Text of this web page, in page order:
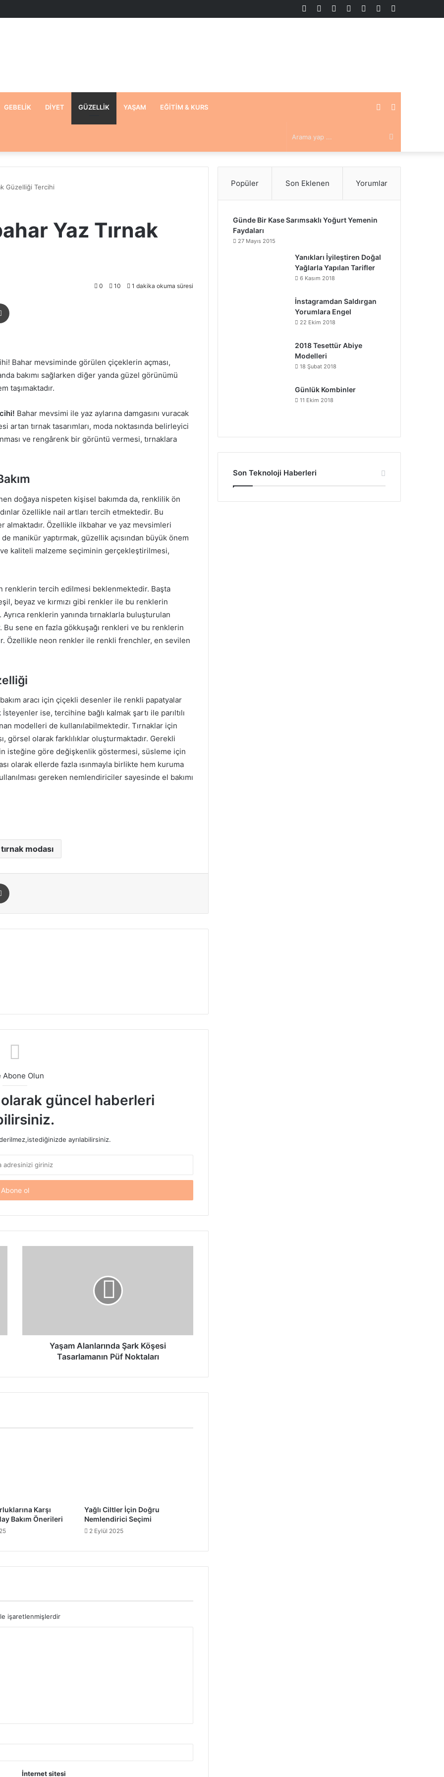
YouTube
Instagram
Kayıt
Rastgele
Kenar
GEBELIK DIYET GÜZELLIK YAŞAM EĞITIM & KURS Kenar
Bölmesi
Arama
yap
Güzelliği Tercihi
Yaz Tırnak
0 10 1 dakika okuma süresi
Bahar mevsiminde görülen çiçeklerin açması,
bakımı sağlarken diğer yanda güzel görünümü
taşımaktadır.
Bahar mevsimi ile yaz aylarına damgasını vuracak
artan tırnak tasarımları, moda noktasında belirleyici
ve rengârenk bir görüntü vermesi, tırnaklara
doğaya nispeten kişisel bakımda da, renklilik ön
özellikle nail artları tercih etmektedir. Bu
almaktadır. Özellikle ilkbahar ve yaz mevsimleri
manikür yaptırmak, güzellik açısından büyük önem
kaliteli malzeme seçiminin gerçekleştirilmesi,
renklerin tercih edilmesi beklenmektedir. Başta
beyaz ve kırmızı gibi renkler ile bu renklerin
renklerin yanında tırnaklarla buluşturulan
sene en fazla gökkuşağı renkleri ve bu renklerin
Özellikle neon renkler ile renkli frenchler, en sevilen
aracı için çiçekli desenler ile renkli papatyalar
ise, tercihine bağlı kalmak şartı ile parıltılı
modelleri de kullanılabilmektedir. Tırnaklar için
görsel olarak farklılıklar oluşturmaktadır. Gerekli
isteğine göre değişkenlik göstermesi, süsleme için
olarak ellerde fazla ısınmayla birlikte hem kuruma
gereken nemlendiriciler sayesinde el bakımı
modası
Abone Olun
güncel haberleri
ayrılabilirsiniz.
Yaşam Alanlarında Şark Köşesi
Tasarlamanın Püf Noktaları
Karşı
Bakım Önerileri
Yağlı Ciltler İçin Doğru
Nemlendirici Seçimi
2 Eylül 2025
işaretlenmişlerdir
İnternet sitesi
Popüler Son Eklenen Yorumlar
Günde Bir Kase Sarımsaklı Yoğurt Yemenin
Faydaları
27 Mayıs 2015
Yanıkları İyileştiren Doğal
Yağlarla Yapılan Tarifler
6 Kasım 2018
İnstagramdan Saldırgan
Yorumlara Engel
22 Ekim 2018
2018 Tesettür Abiye
Modelleri
18 Şubat 2018
Günlük Kombinler
11 Ekim 2018
Son Teknoloji Haberleri